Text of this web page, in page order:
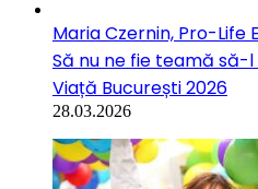
Maria Czernin, Pro-Life
Să nu ne fie teamă
Viață București 2026
28.03.2026